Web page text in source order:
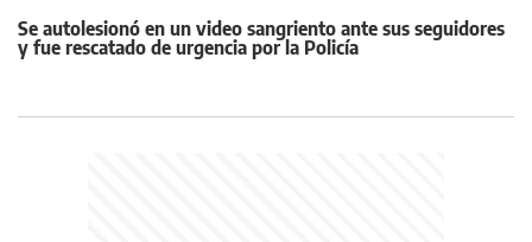
Se autolesionó en un video sangriento ante sus seguidores
y fue rescatado de urgencia por la Policía